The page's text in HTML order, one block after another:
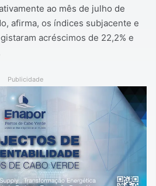
ao mês de julho de
afirma, os índices subjacente e
acréscimos de 22,2% e
Publicidade